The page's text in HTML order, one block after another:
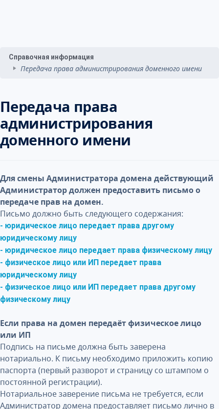
Справочная информация
Передача права администрирования доменного имени
Передача права
администрирования
доменного имени
Для смены Администратора домена действующий
Администратор должен предоставить письмо о
передаче прав на домен.
Письмо должно быть следующего содержания:
- юридическое лицо передает права другому
юридическому лицу
- юридическое лицо передает права физическому лицу
- физическое лицо или ИП передает права
юридическому лицу
- физическое лицо или ИП передает права другому
физическому лицу
Если права на домен передаёт физическое лицо
или ИП
Подпись на письме должна быть заверена
нотариально. К письму необходимо приложить копию
паспорта (первый разворот и страницу со штампом о
постоянной регистрации).
Нотариальное заверение письма не требуется, если
Администратор домена предоставляет письмо лично в